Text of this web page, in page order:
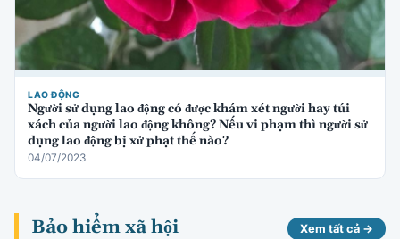
LAO ĐỘNG
Người sử dụng lao động có được khám xét người hay túi
xách của người lao động không? Nếu vi phạm thì người sử
dụng lao động bị xử phạt thế nào?
04/07/2023
Bảo hiểm xã hội Xem tất cả →